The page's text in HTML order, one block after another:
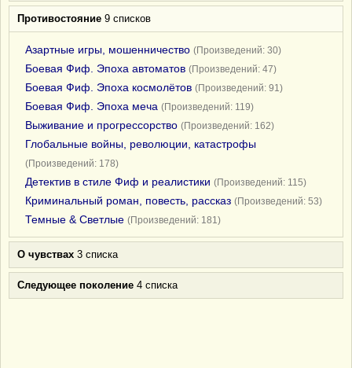
Противостояние 9 списков
Азартные игры, мошенничество (Произведений: 30)
Боевая Фиф. Эпоха автоматов (Произведений: 47)
Боевая Фиф. Эпоха космолётов (Произведений: 91)
Боевая Фиф. Эпоха меча (Произведений: 119)
Выживание и прогрессорство (Произведений: 162)
Глобальные войны, революции, катастрофы
(Произведений: 178)
Детектив в стиле Фиф и реалистики (Произведений: 115)
Криминальный роман, повесть, рассказ (Произведений: 53)
Темные & Светлые (Произведений: 181)
О чувствах 3 списка
Следующее поколение 4 списка